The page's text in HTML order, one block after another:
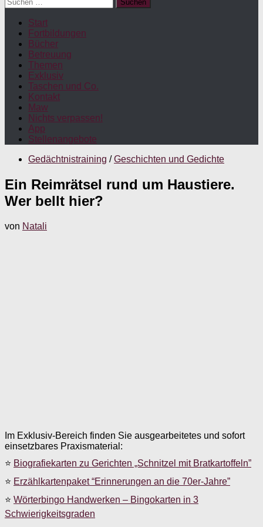
nach:
Start
Fortbildungen
Bücher
Betreuung
Themen
Exklusiv
Taschen und Co.
Kontakt
Maw
Nichts verpassen!
App
Stellenangebote
Gedächtnistraining / Geschichten und Gedichte
Ein Reimrätsel rund um Haustiere.
Wer bellt hier?
von Natali
Im Exklusiv-Bereich finden Sie ausgearbeitetes und sofort
einsetzbares Praxismaterial:
⭐ Biografiekarten zu Gerichten „Schnitzel mit Bratkartoffeln”
⭐ Erzählkartenpaket “Erinnerungen an die 70er-Jahre”
⭐ Wörterbingo Handwerken – Bingokarten in 3
Schwierigkeitsgraden